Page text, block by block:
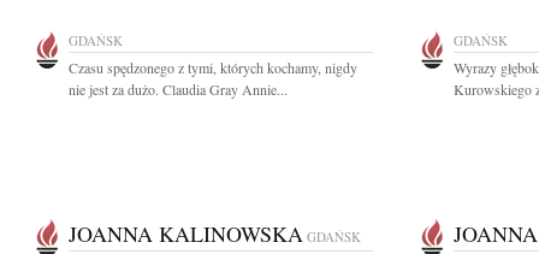
GDAŃSK
Czasu spędzonego z tymi, których kochamy, nigdy
nie jest za dużo. Claudia Gray Annie...
GDAŃSK
Wyrazy
Kurowskiego
JOANNA KALINOWSKA GDAŃSK